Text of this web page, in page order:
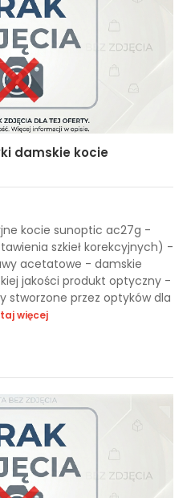
damskie kocie
kocie sunoptic ac27g -
szkieł korekcyjnych) -
acetatowe - damskie
jakości produkt optyczny -
stworzone przez optyków dla
więcej